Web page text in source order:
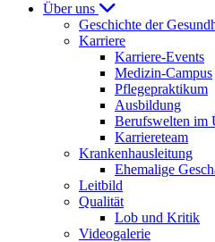
Über uns
Geschichte der
Karriere
Karriere-Events
Medizin-Campus
Pflegepraktikum
Ausbildung
Berufswelten im
Karriereteam
Krankenhausleitung
Ehemalige
Leitbild
Qualität
Lob und Kritik
Videogalerie